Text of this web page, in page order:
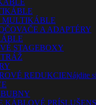
MULTIKÁBLE
A ADAPTÉRY
STAGEBOXY
REDUKCIENájdite
KÁBLOVÉ